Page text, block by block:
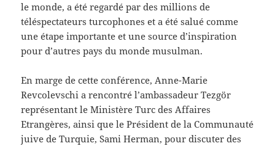
le monde, a été regardé par des millions de
téléspectateurs turcophones et a été salué comme
une étape importante et une source d’inspiration
pour d’autres pays du monde musulman.
En marge de cette conférence, Anne-Marie
Revcolevschi a rencontré l’ambassadeur Tezgör
représentant le Ministère Turc des Affaires
Etrangères, ainsi que le Président de la Communauté
juive de Turquie, Sami Herman, pour discuter des